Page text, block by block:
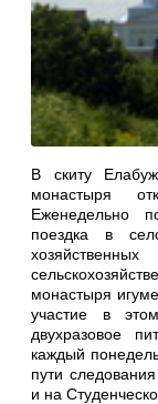
В скиту
монастыря
Еженедельно
поездка в
монастыря
участие в
двухразовое
каждый
пути
и на